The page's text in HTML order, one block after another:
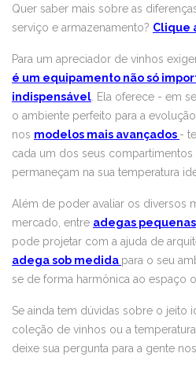
Quer saber mais sobre as
serviço e armazenamento? Clique
Para um apreciador de vinhos
é um equipamento não só
indispensável . Ela oferece - em
o ambiente perfeito para a
nos modelos mais avançados -
cada um dos seus
permaneçam na sua temperatura
Além de poder avaliar os diversos
mercado, entre adegas pequenas
pode projetar com a ajuda de
adega sob medida para o seu
se de forma harmônica ao espaço
Se ainda tem dúvidas sobre o jeito
coleção de vinhos ou a
deixe sua pergunta para a gente